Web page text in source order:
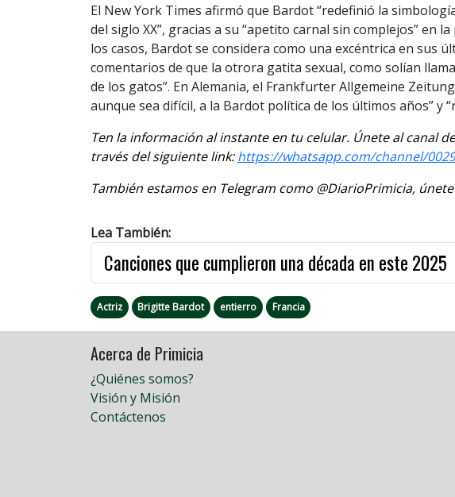
El New York Times afirmó que Bardot “redefinió la
del siglo XX”, gracias a su “apetito carnal sin complejos” en
los casos, Bardot se considera como una excéntrica en sus
comentarios de que la otrora gatita sexual, como solían
de los gatos”. En Alemania, el Frankfurter Allgemeine
aunque sea difícil, a la Bardot política de los últimos años” y
Ten la información al instante en tu celular. Únete al canal
través del siguiente link:https://whatsapp.com/channel/
También estamos en Telegram como @DiarioPrimicia,
Lea También:
Canciones que cumplieron una década en este 2025
Actriz Brigitte Bardot entierro Francia
Acerca de Primicia
¿Quiénes somos?
Visión y Misión
Contáctenos